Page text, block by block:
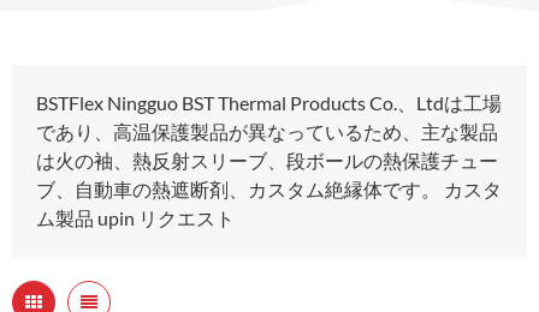
BSTFlex Ningguo BST Thermal Products Co.、Ltdは工場
であり、高温保護製品が異なっているため、主な製品
は火の袖、熱反射スリーブ、段ボールの熱保護チュー
ブ、自動車の熱遮断剤、カスタム絶縁体です。 カスタ
ム製品 upin リクエスト